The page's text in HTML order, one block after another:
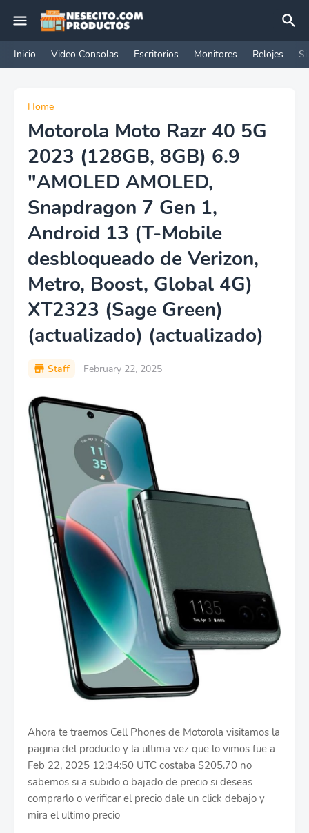
Inicio Video Consolas Escritorios Monitores Relojes
Home
Motorola Moto Razr 40 5G
2023 (128GB, 8GB) 6.9
"AMOLED AMOLED,
Snapdragon 7 Gen 1,
Android 13 (T-Mobile
desbloqueado de Verizon,
Metro, Boost, Global 4G)
XT2323 (Sage Green)
(actualizado) (actualizado)
Staff February 22, 2025
Ahora te traemos Cell Phones de Motorola visitamos la
pagina del producto y la ultima vez que lo vimos fue a
Feb 22, 2025 12:34:50 UTC costaba $205.70 no
sabemos si a subido o bajado de precio si deseas
comprarlo o verificar el precio dale un click debajo y
mira el ultimo precio